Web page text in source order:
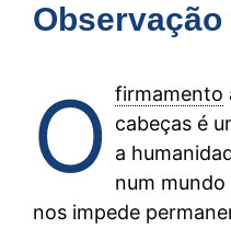
Observação
O firmamento
cabeças é
a
num mundo
nos impede